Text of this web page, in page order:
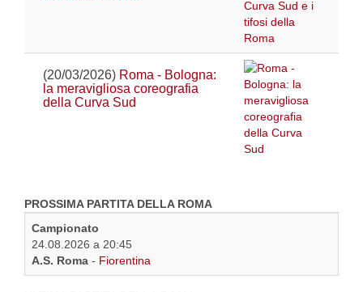
(20/03/2026) Roma - Bologna:
la meravigliosa coreografia
della Curva Sud
PROSSIMA PARTITA DELLA ROMA
Campionato
24.08.2026 a 20:45
A.S. Roma - Fiorentina